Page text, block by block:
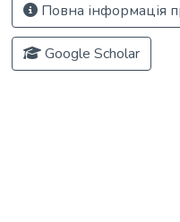
Повна інформація
Google Scholar